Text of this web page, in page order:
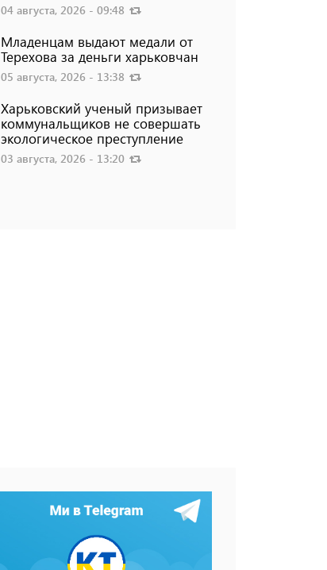
04 августа, 2026 - 09:48
Младенцам выдают медали от
Терехова за деньги харьковчан
05 августа, 2026 - 13:38
Харьковский ученый призывает
коммунальщиков не совершать
экологическое преступление
03 августа, 2026 - 13:20